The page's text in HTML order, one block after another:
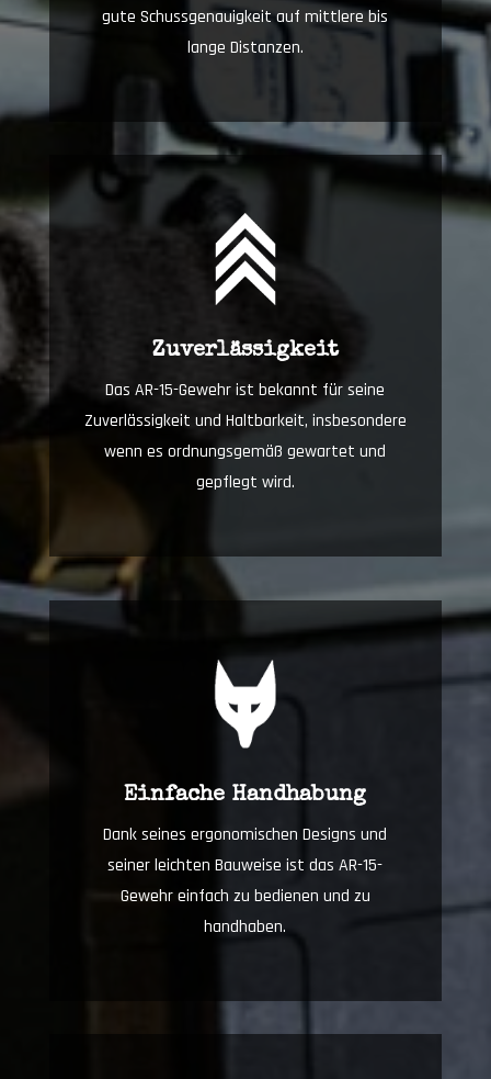
gute Schussgenauigkeit auf mittlere bis
lange Distanzen.
Zuverlässigkeit
Das AR-15-Gewehr ist bekannt für seine
Zuverlässigkeit und Haltbarkeit, insbesondere
wenn es ordnungsgemäß gewartet und
gepflegt wird.
Einfache Handhabung
Dank seines ergonomischen Designs und
seiner leichten Bauweise ist das AR-15-
Gewehr einfach zu bedienen und zu
handhaben.